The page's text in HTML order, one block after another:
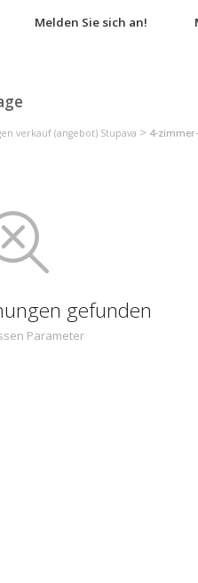
Melden Sie sich an!
verkauf (angebot) Stupava > 4-
gefunden
Parameter